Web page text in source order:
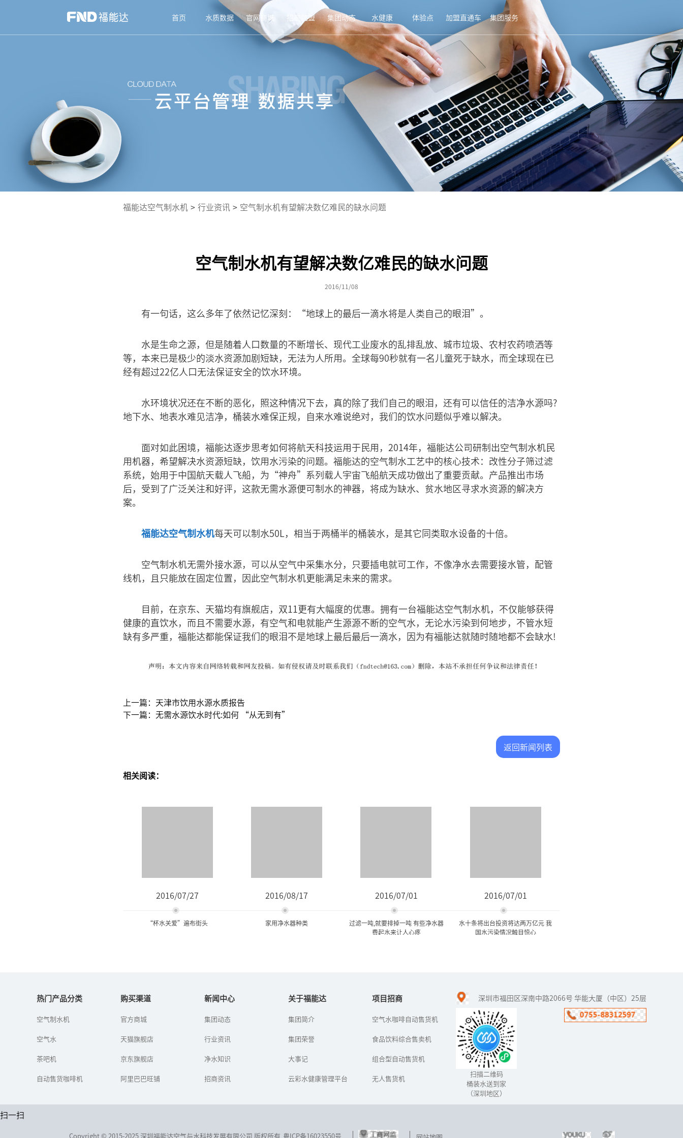
首页 水质数据 官网商城 招商加盟 集团动态 水健康 体验点 加盟直通车 集团服务
福能达空气制水机 > 行业资讯 > 空气制水机有望解决数亿难民的缺水问题
空气制水机有望解决数亿难民的缺水问题
2016/11/08
有一句话，这么多年了依然记忆深刻：“地球上的最后一滴水将是人类自己的眼泪”。
水是生命之源，但是随着人口数量的不断增长、现代工业废水的乱排乱放、城市垃圾、农村农药喷洒等
等，本来已是极少的淡水资源加剧短缺，无法为人所用。全球每90秒就有一名儿童死于缺水，而全球现在已
经有超过22亿人口无法保证安全的饮水环境。
水环境状况还在不断的恶化，照这种情况下去，真的除了我们自己的眼泪，还有可以信任的洁净水源吗?
地下水、地表水难见洁净，桶装水难保正规，自来水难说绝对，我们的饮水问题似乎难以解决。
面对如此困境，福能达逐步思考如何将航天科技运用于民用，2014年，福能达公司研制出空气制水机民
用机器，希望解决水资源短缺，饮用水污染的问题。福能达的空气制水工艺中的核心技术：改性分子筛过滤
系统，始用于中国航天载人飞船，为“神舟”系列载人宇宙飞船航天成功做出了重要贡献。产品推出市场
后，受到了广泛关注和好评，这款无需水源便可制水的神器，将成为缺水、贫水地区寻求水资源的解决方
案。
福能达空气制水机每天可以制水50L，相当于两桶半的桶装水，是其它同类取水设备的十倍。
空气制水机无需外接水源，可以从空气中采集水分，只要插电就可工作，不像净水去需要接水管，配管
线机，且只能放在固定位置，因此空气制水机更能满足未来的需求。
目前，在京东、天猫均有旗舰店，双11更有大幅度的优惠。拥有一台福能达空气制水机，不仅能够获得
健康的直饮水，而且不需要水源，有空气和电就能产生源源不断的空气水，无论水污染到何地步，不管水短
缺有多严重，福能达都能保证我们的眼泪不是地球上最后最后一滴水，因为有福能达就随时随地都不会缺水!
上一篇：天津市饮用水源水质报告
下一篇：无需水源饮水时代:如何 “从无到有”
返回新闻列表
相关阅读：
2016/07/27
“杯水关爱”遍布街头
前再次启动“杯水关
５户商家和市民加入队
上去暑解渴中药或...
2016/08/17
家用净水器种类
在许多家庭都用上了净水
浴用水都可以用到净水机
2016/07/01
过滤一吨,就要排掉一吨 有些净水器
费起水来让人心疼
如今，市民越来越注意饮
人越来越多。就算家里不
区里的净水器上打水。那
2016/07/01
水十条将出台投资将达两万亿元 我
国水污染情况触目惊心
水十条”的《水污染防治
行动计划》已经在年前获
得国务院常委会通过，有
望在下月出台。
热门产品分类
空气制水机
空气水
茶吧机
自动售货咖啡机
购买渠道
官方商城
天猫旗舰店
京东旗舰店
阿里巴巴旺铺
新闻中心
集团动态
行业资讯
净水知识
招商资讯
关于福能达
集团简介
集团荣誉
大事记
云彩水健康管理平台
项目招商
空气水咖啡自动售货机
食品饮料综合售卖机
组合型自动售货机
无人售货机
深圳市福田区深南中路2066号 华能大厦（中区）25层
扫描二维码
桶装水送到家
（深圳地区）
扫一扫
Copyright © 2015-2025 深圳福能达空气与水科技发展有限公司 版权所有 粤ICP备16023550号